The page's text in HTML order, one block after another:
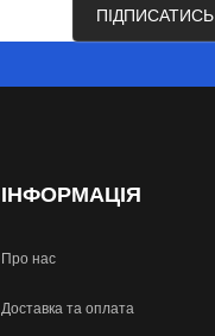
ПІДПИСАТИСЬ
ІНФОРМАЦІЯ
Про нас
Доставка та оплата